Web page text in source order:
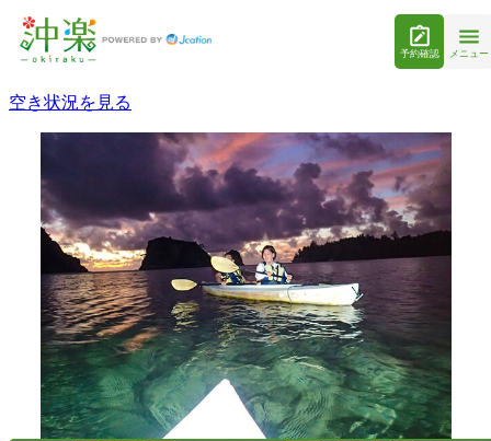
予約確認 メニュー
空き状況を見る